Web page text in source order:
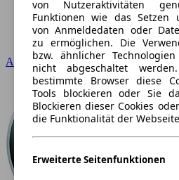
Audi
von Nutzeraktivitäten
Funktionen wie das Setzen
von Anmeldedaten oder
zu ermöglichen. Die
bzw. ähnlicher
nicht abgeschaltet
bestimmte Browser diese
Tools blockieren oder Sie
Blockieren dieser Cookies
die Funktionalität der
Erweiterte Seitenfunktionen